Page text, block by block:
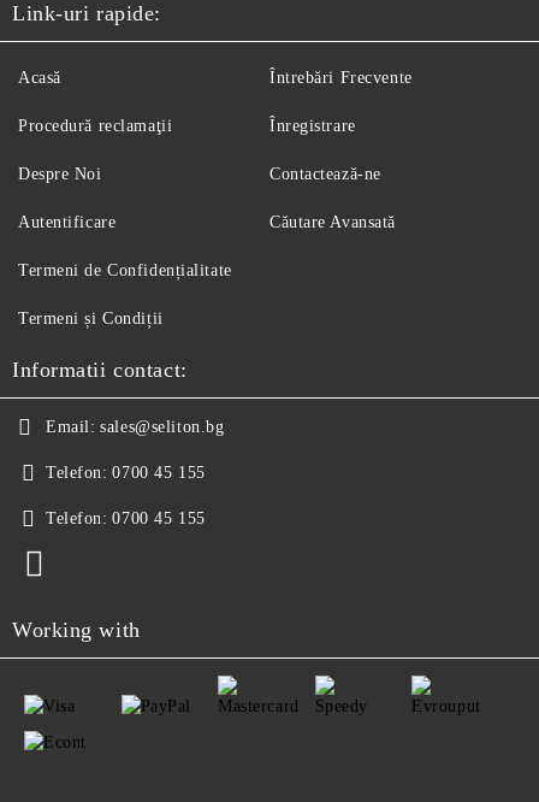
Link-uri rapide:
Acasă
Procedură reclamaţii
Despre Noi
Autentificare
Întrebări Frecvente
Înregistrare
Contactează-ne
Căutare Avansată
Termeni de Confidențialitate
Termeni și Condiții
Informatii contact:
Email: sales@seliton.bg
Telefon: 0700 45 155
Telefon: 0700 45 155
Working with